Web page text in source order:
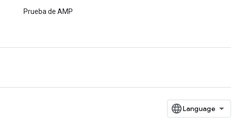
Prueba de AMP